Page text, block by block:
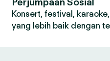
Konsert, festival,
yang lebih baik dengan